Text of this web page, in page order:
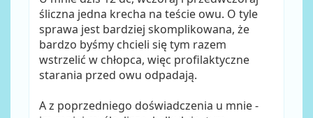
śliczna jedna krecha na teście owu. O tyle
sprawa jest bardziej skomplikowana, że
bardzo byśmy chcieli się tym razem
wstrzelić w chłopca, więc profilaktyczne
starania przed owu odpadają.
A z poprzedniego doświadczenia u mnie -